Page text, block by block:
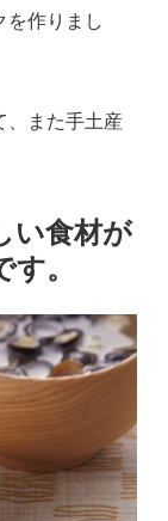
を作りまし
、また手土産
い食材が
。